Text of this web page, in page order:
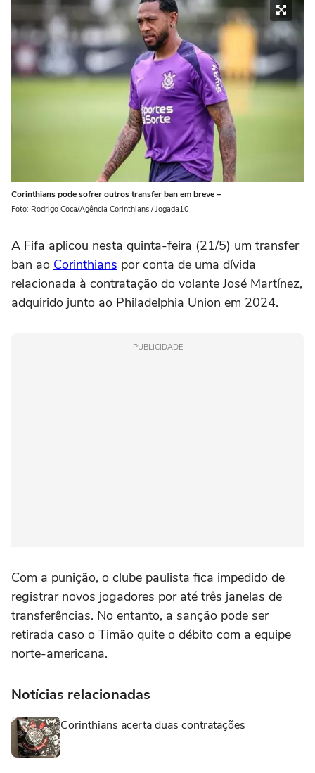
Corinthians pode sofrer outros transfer ban em breve –
Foto: Rodrigo Coca/Agência Corinthians / Jogada10
A Fifa aplicou nesta quinta-feira (21/5) um transfer
ban ao Corinthians por conta de uma dívida
relacionada à contratação do volante José Martínez,
adquirido junto ao Philadelphia Union em 2024.
PUBLICIDADE
Com a punição, o clube paulista fica impedido de
registrar novos jogadores por até três janelas de
transferências. No entanto, a sanção pode ser
retirada caso o Timão quite o débito com a equipe
norte-americana.
Notícias relacionadas
Corinthians acerta duas contratações